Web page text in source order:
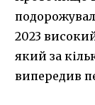
2023
який за
випередив